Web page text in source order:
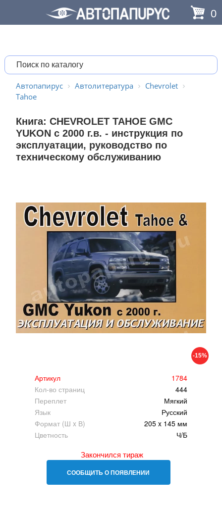
0
Автопапирус Автолитература
Chevrolet
Tahoe
Книга: CHEVROLET TAHOE GMC
YUKON с 2000 г.в. - инструкция по
эксплуатации, руководство по
техническому обслуживанию
-15%
Артикул
1784
Кол-во страниц
444
Переплет
Мягкий
Язык
Русский
Формат (Ш x В)
205 x 145 мм
Цветность
Ч/Б
Закончился тираж
СООБЩИТЬ О ПОЯВЛЕНИИ